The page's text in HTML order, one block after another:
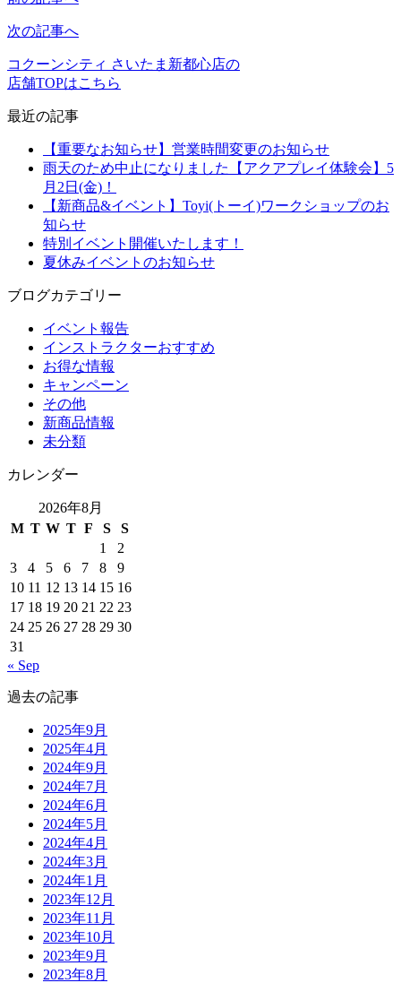
次の記事へ
コクーンシティ さいたま新都心店の
店舗TOPはこちら
最近の記事
【重要なお知らせ】営業時間変更のお知らせ
雨天のため中止になりました【アクアプレイ体験会】5
月2日(金)！
【新商品&イベント】Toyi(トーイ)ワークショップのお
知らせ
特別イベント開催いたします！
夏休みイベントのお知らせ
ブログカテゴリー
イベント報告
インストラクターおすすめ
お得な情報
キャンペーン
その他
新商品情報
未分類
カレンダー
2026年8月
M T W T F S
S
1
2
3
4 5 6 7 8
9
10 11 12 13 14 15 16
17 18 19 20 21 22 23
24 25 26 27 28 29 30
31
« Sep
過去の記事
2025年9月
2025年4月
2024年9月
2024年7月
2024年6月
2024年5月
2024年4月
2024年3月
2024年1月
2023年12月
2023年11月
2023年10月
2023年9月
2023年8月